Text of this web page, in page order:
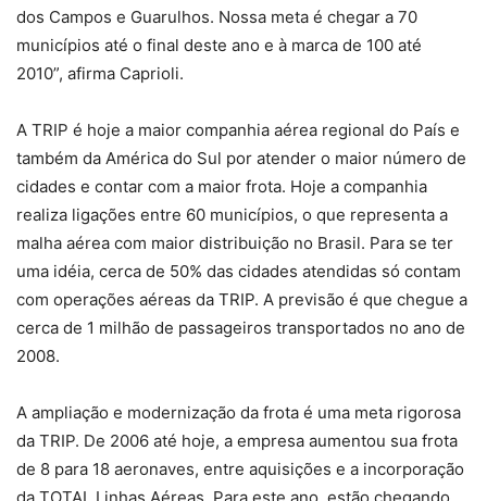
dos Campos e Guarulhos. Nossa meta é chegar a 70
municípios até o final deste ano e à marca de 100 até
2010”, afirma Caprioli.
A TRIP é hoje a maior companhia aérea regional do País e
também da América do Sul por atender o maior número de
cidades e contar com a maior frota. Hoje a companhia
realiza ligações entre 60 municípios, o que representa a
malha aérea com maior distribuição no Brasil. Para se ter
uma idéia, cerca de 50% das cidades atendidas só contam
com operações aéreas da TRIP. A previsão é que chegue a
cerca de 1 milhão de passageiros transportados no ano de
2008.
A ampliação e modernização da frota é uma meta rigorosa
da TRIP. De 2006 até hoje, a empresa aumentou sua frota
de 8 para 18 aeronaves, entre aquisições e a incorporação